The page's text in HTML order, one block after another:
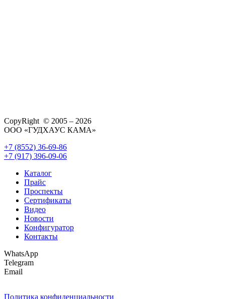
CopyRight © 2005 – 2026
ООО «ГУДХАУС КАМА»
+7 (8552) 36-69-86
+7 (917) 396-09-06
Каталог
Прайс
Проспекты
Сертификаты
Видео
Новости
Конфигуратор
Контакты
WhatsApp
Telegram
Email
Политика конфиденциальности